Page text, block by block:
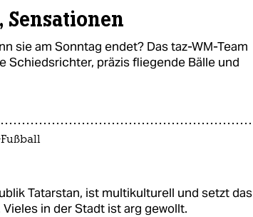
Sensationen
sie am Sonntag endet? Das taz-WM-Team
Schiedsrichter, präzis fliegende Bälle und
Tatarstan, ist multikulturell und setzt das
in der Stadt ist arg gewollt.